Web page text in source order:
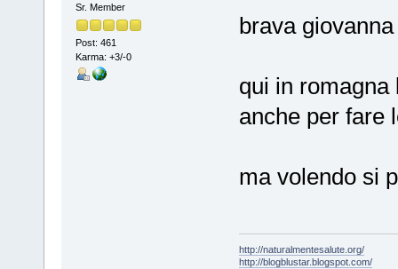
Sr. Member
Post: 461
Karma: +3/-0
brava
qui in
anche per fare
ma volendo si
http://naturalmentesalute.org/
http://blogblustar.blogspot.com/